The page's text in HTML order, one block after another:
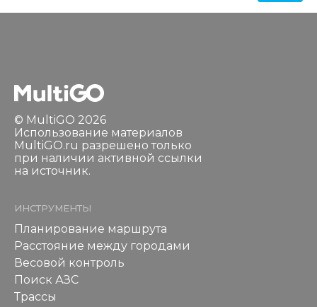
© MultiGO 2026
Использование материалов
MultiGO.ru разрешено только
при наличии активной ссылки
на источник.
ИНСТРУМЕНТЫ
Планирование маршрута
Расстояние между городами
Весовой контроль
Поиск АЗС
Трассы